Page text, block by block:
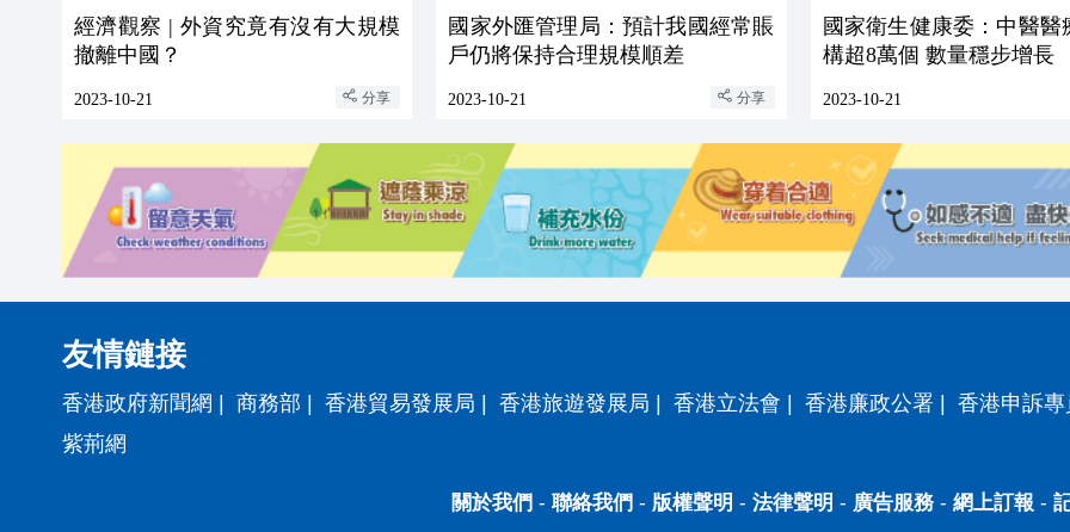
經濟觀察 | 外資究竟有沒有大規模
撤離中國？
2023-10-21 分享
國家外匯管理局：預計我國經常賬
戶仍將保持合理規模順差
2023-10-21 分享
國家衛生健康委：中醫醫
構超8萬個 數量穩步增長
2023-10-21
友情鏈接
香港政府新聞網 商務部 香港貿易發展局 香港旅遊發展局 香港立法會 香港廉政公署
香港申訴
紫荊網
關於我們 - 聯絡我們 - 版權聲明 - 法律聲明 - 廣告服務- 網上訂報 -